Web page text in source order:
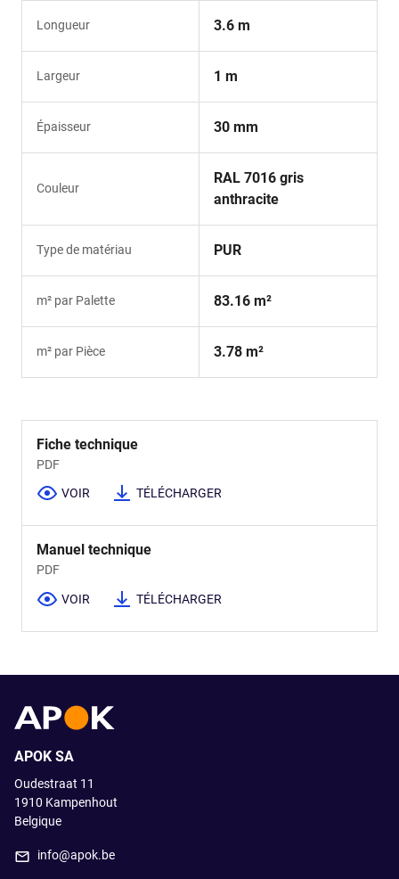
Longueur 3.6 m
Largeur 1 m
Épaisseur 30 mm
Couleur
RAL 7016 gris
anthracite
Type de matériau PUR
m² par Palette 83.16 m²
m² par Pièce 3.78 m²
Fiche technique
PDF
VOIR TÉLÉCHARGER
Manuel technique
PDF
VOIR TÉLÉCHARGER
APOK SA
Oudestraat 11
1910 Kampenhout
Belgique
info@apok.be